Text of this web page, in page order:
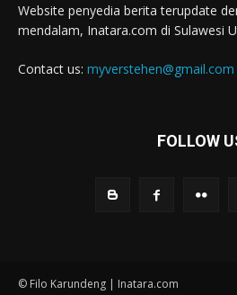
Website penyedia berita terupdate
mendalam, Inatara.com di Sulawesi
Contact us: myverstehen@gmail.com
FOLLOW
© Filo Karundeng | Inatara.com